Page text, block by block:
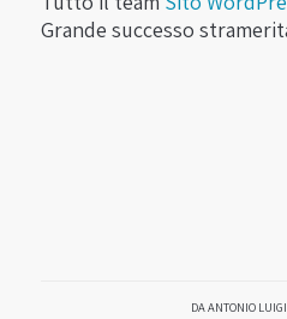
Grande successo
DAANTONIO